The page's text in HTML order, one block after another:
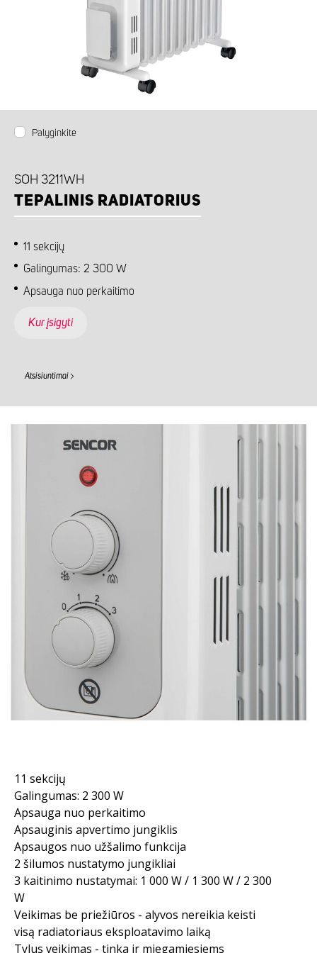
Palyginkite
SOH 3211WH
TEPALINIS RADIATORIUS
11 sekcijų
Galingumas: 2 300 W
Apsauga nuo perkaitimo
Kur įsigyti
Atsisiuntimai
11 sekcijų
Galingumas: 2 300 W
Apsauga nuo perkaitimo
Apsauginis apvertimo jungiklis
Apsaugos nuo užšalimo funkcija
2 šilumos nustatymo jungikliai
3 kaitinimo nustatymai: 1 000 W / 1 300 W / 2 300
W
Veikimas be priežiūros - alyvos nereikia keisti
visą radiatoriaus eksploatavimo laiką
Tylus veikimas - tinka ir miegamiesiems